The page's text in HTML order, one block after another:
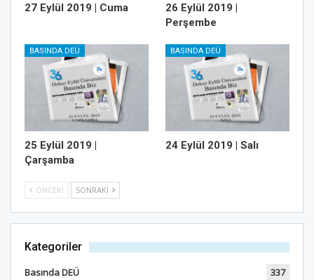
27 Eylül 2019 | Cuma
26 Eylül 2019 |
Perşembe
BASINDA DEÜ
25 Eylül 2019 |
Çarşamba
BASINDA DEÜ
24 Eylül 2019 | Salı
ÖNCEKI SONRAKI
Kategoriler
Basında DEÜ 337